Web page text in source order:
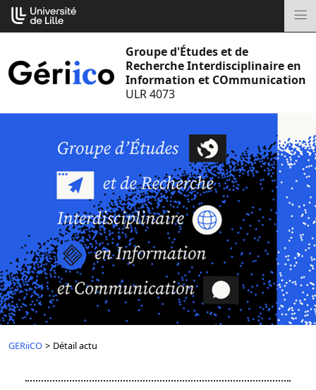
Aller
au
Groupe d'Études et de
Recherche Interdisciplinaire en
Information et COmmunication
ULR 4073
GERiiCO > Détail actu
Cookies management panel